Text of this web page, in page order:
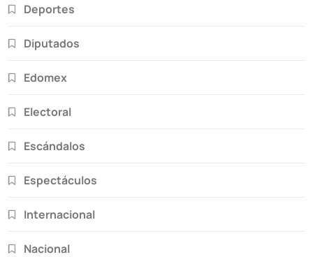
Deportes
Diputados
Edomex
Electoral
Escándalos
Espectáculos
Internacional
Nacional